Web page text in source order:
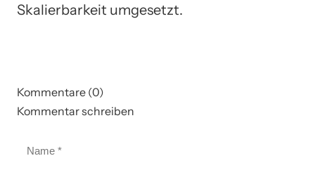
Skalierbarkeit umgesetzt.
Kommentare (0)
Kommentar schreiben